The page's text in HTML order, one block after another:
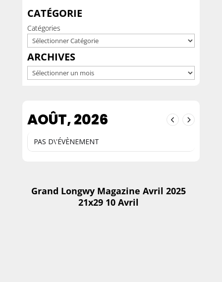
CATÉGORIE
Catégories
ARCHIVES
Archives
AOÛT, 2026
PAS D\'ÉVÈNEMENT
Grand Longwy Magazine Avril 2025
21x29 10 Avril